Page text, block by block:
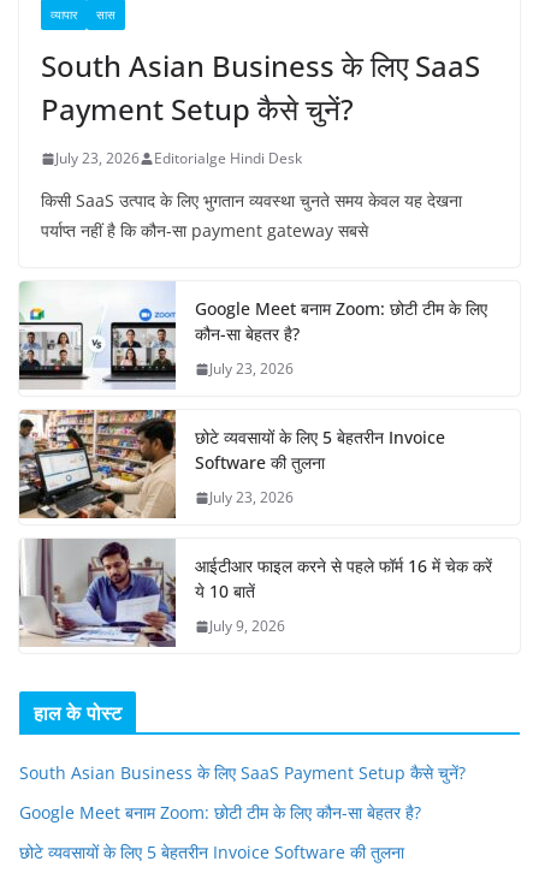
व्यापार सास
South Asian Business के लिए SaaS
Payment Setup कैसे चुनें?
July 23, 2026 Editorialge Hindi Desk
किसी SaaS उत्पाद के लिए भुगतान व्यवस्था चुनते समय केवल यह देखना
पर्याप्त नहीं है कि कौन-सा payment gateway सबसे
Google Meet बनाम Zoom: छोटी टीम के लिए
कौन-सा बेहतर है?
July 23, 2026
छोटे व्यवसायों के लिए 5 बेहतरीन Invoice
Software की तुलना
July 23, 2026
आईटीआर फाइल करने से पहले फॉर्म 16 में चेक करें
ये 10 बातें
July 9, 2026
हाल के पोस्ट
South Asian Business के लिए SaaS Payment Setup कैसे चुनें?
Google Meet बनाम Zoom: छोटी टीम के लिए कौन-सा बेहतर है?
छोटे व्यवसायों के लिए 5 बेहतरीन Invoice Software की तुलना